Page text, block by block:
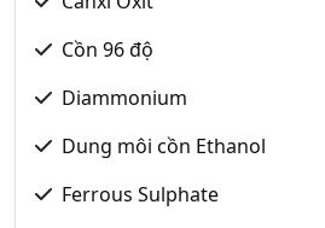
Cồn 96 độ
Diammonium
Dung môi cồn Ethanol
Ferrous Sulphate